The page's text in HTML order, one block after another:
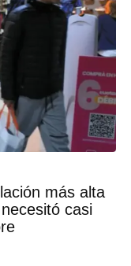
más alta
casi